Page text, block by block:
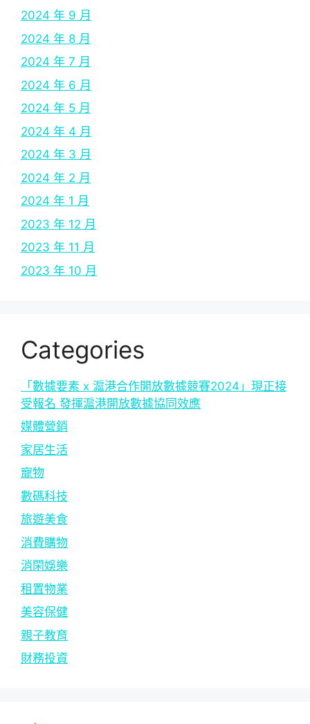
2024 年 9 月
2024 年 8 月
2024 年 7 月
2024 年 6 月
2024 年 5 月
2024 年 4 月
2024 年 3 月
2024 年 2 月
2024 年 1 月
2023 年 12 月
2023 年 11 月
2023 年 10 月
Categories
「數據要素 x 滬港合作開放數據競賽2024」現正接
受報名 發揮滬港開放數據協同效應
媒體營銷
家居生活
寵物
數碼科技
旅遊美食
消費購物
消閑娛樂
租置物業
美容保健
親子教育
財務投資